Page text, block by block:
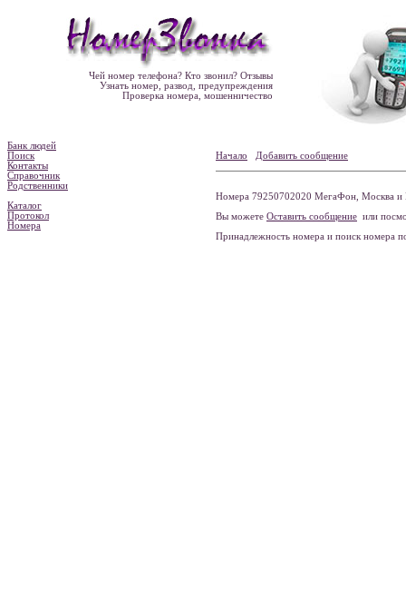
Чей номер телефона? Кто звонил? Отзывы
Узнать номер, развод, предупреждения
Проверка номера, мошенничество
Банк людей
Поиск
Контакты
Справочник
Родственники
Каталог
Протокол
Номера
Начало Добавить сообщение
Номера 79250702020 МегаФон, Москва и
Вы можете Оставить сообщение или
Принадлежность номера и поиск номера